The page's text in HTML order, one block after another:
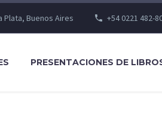
Plata, Buenos Aires +54 0221 482-
PRESENTACIONES DE